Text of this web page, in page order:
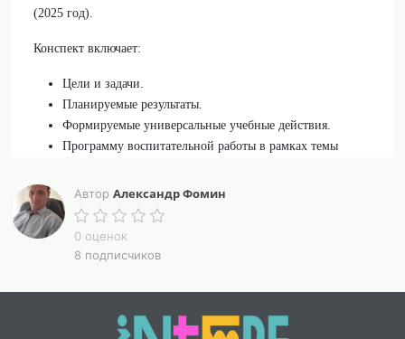
(2025 год).
Конспект включает:
Цели и задачи.
Планируемые результаты.
Формируемые универсальные учебные действия.
Программу воспитательной работы в рамках темы
Подробный сценарий с описанием деятельности
учителя и учащихся.
Объяснения, рассказ учителя и предполагаемые ответы
учащихся.
учащихся.
Рекомендации по иллюстративному материалу для
Автор Александр Фомин
0 оценок
8 подписчиков